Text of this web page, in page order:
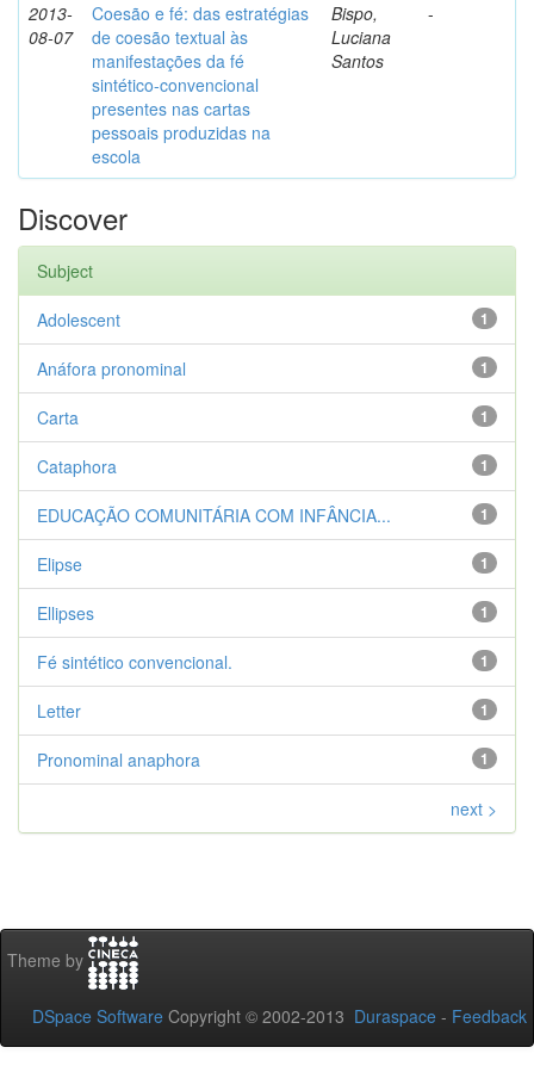
2013-
08-07
Coesão e fé: das estratégias
de coesão textual às
manifestações da fé
sintético-convencional
presentes nas cartas
pessoais produzidas na
escola
Bispo,
Luciana
Santos
-
Discover
Subject
1
Adolescent
1
Anáfora pronominal
1
Carta
1
Cataphora
1
EDUCAÇÃO COMUNITÁRIA COM INFÂNCIA...
1
Elipse
1
Ellipses
1
Fé sintético convencional.
1
Letter
1
Pronominal anaphora
next >
Theme by
DSpace Software Copyright © 2002-2013 Duraspace - Feedback